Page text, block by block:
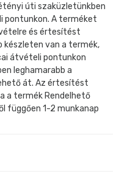
úti szaküzletünkben
pontunkon. A terméket
és értesítést
készleten van a termék,
átvételi pontunkon
leghamarabb a
át. Az értesítést
a termék Rendelhető
függően 1-2 munkanap